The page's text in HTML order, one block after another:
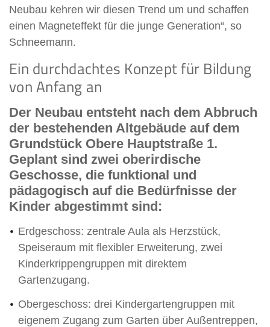
Neubau kehren wir diesen Trend um und schaffen
einen Magneteffekt für die junge Generation“, so
Schneemann.
Ein durchdachtes Konzept für Bildung
von Anfang an
Der Neubau entsteht nach dem Abbruch
der bestehenden Altgebäude auf dem
Grundstück Obere Hauptstraße 1.
Geplant sind zwei oberirdische
Geschosse, die funktional und
pädagogisch auf die Bedürfnisse der
Kinder abgestimmt sind:
Erdgeschoss: zentrale Aula als Herzstück,
Speiseraum mit flexibler Erweiterung, zwei
Kinderkrippengruppen mit direktem
Gartenzugang.
Obergeschoss: drei Kindergartengruppen mit
eigenem Zugang zum Garten über Außentreppen,